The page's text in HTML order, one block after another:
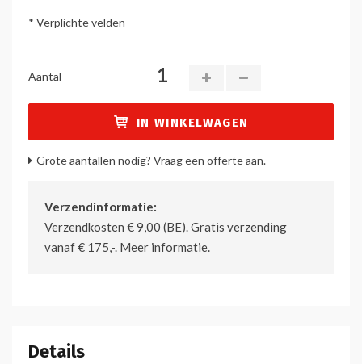
* Verplichte velden
Aantal
IN WINKELWAGEN
Grote aantallen nodig? Vraag een offerte aan.
Verzendinformatie:
Verzendkosten € 9,00 (BE). Gratis verzending
vanaf € 175,-. Meer informatie.
Details